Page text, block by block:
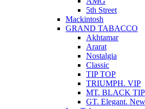
5th Street
Mackintosh
GRAND TABACCO
Akhtamar
Ararat
Nostalgia
Classic
TIP TOP
TRIUMPH. VIP
MT. BLACK TIP
GT. Elegant.